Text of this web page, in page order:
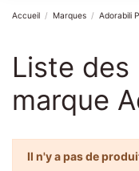
Accueil Marques Adorabili
Liste
marque
Il n'y a pas de